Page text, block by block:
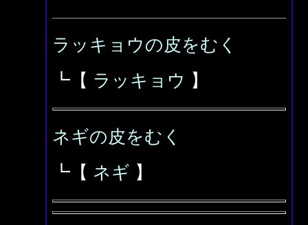
ラッキョウの皮をむく
┗【 ラッキョウ 】
ネギの皮をむく
┗【 ネギ 】